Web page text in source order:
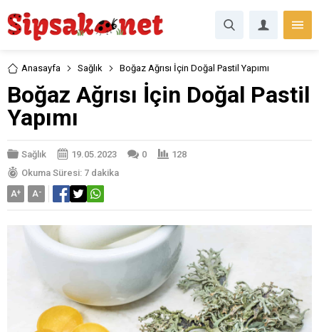
Anasayfa Sağlık Boğaz Ağrısı İçin Doğal Pastil Yapımı
Boğaz Ağrısı İçin Doğal Pastil
Yapımı
Sağlık 19.05.2023 0
128
Okuma Süresi: 7 dakika
A+ A-